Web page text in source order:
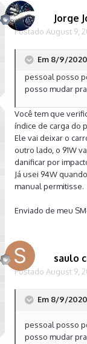
Jorge
Postado August 9,
Em 8/9/2020
pessoal posso
posso mudar
Você tem que
índice de carga do
Ele vai deixar o
outro lado, o 91W
danificar por
Já usei 94W
manual permitisse.
Enviado de meu
saulo
Postado August 9,
Em 8/9/2020
pessoal posso
posso mudar